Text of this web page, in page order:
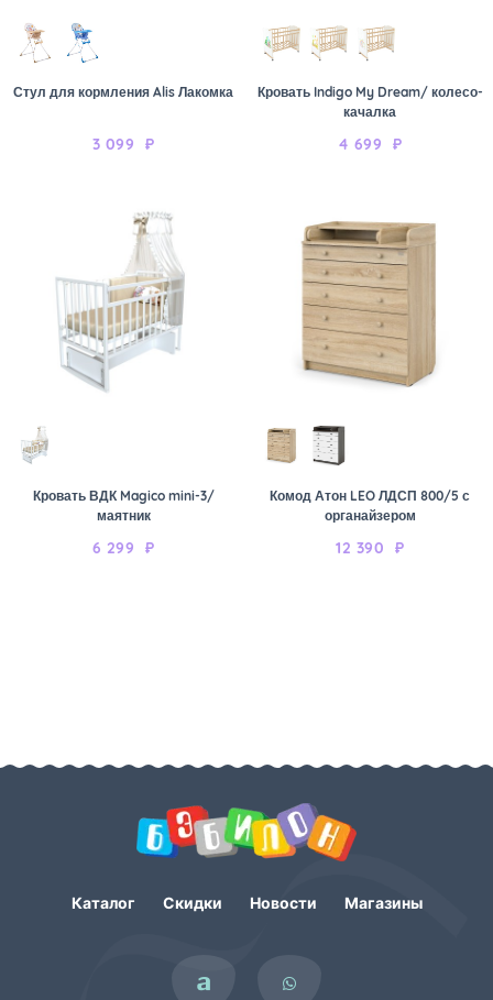
Стул для кормления Alis Лакомка
3 099 ₽
Кровать Indigo My Dream/ колесо-
качалка
4 699 ₽
Кровать ВДК Magico mini-3/
маятник
6 299 ₽
Комод Атон LEO ЛДСП 800/5 с
органайзером
12 390 ₽
Каталог Скидки Новости Магазины